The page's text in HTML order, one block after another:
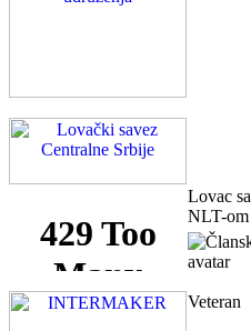
Lovac sa
NLT-om
Veteran